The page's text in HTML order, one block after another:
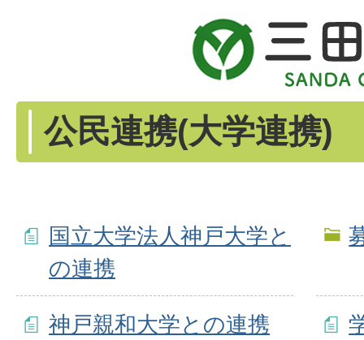
公民連携(大学連携)
国立大学法人神戸大学と
の連携
神戸親和大学との連携